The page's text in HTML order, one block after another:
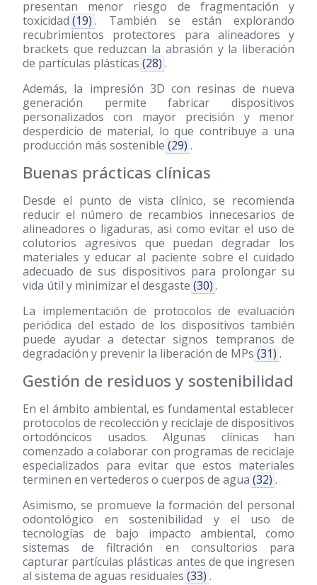
presentan menor riesgo de fragmentación y
toxicidad (19) . También se están explorando
recubrimientos protectores para alineadores y
brackets que reduzcan la abrasión y la liberación
de partículas plásticas (28) .
Además, la impresión 3D con resinas de nueva
generación permite fabricar dispositivos
personalizados con mayor precisión y menor
desperdicio de material, lo que contribuye a una
producción más sostenible (29) .
Buenas prácticas clínicas
Desde el punto de vista clínico, se recomienda
reducir el número de recambios innecesarios de
alineadores o ligaduras, asi como evitar el uso de
colutorios agresivos que puedan degradar los
materiales y educar al paciente sobre el cuidado
adecuado de sus dispositivos para prolongar su
vida útil y minimizar el desgaste (30) .
La implementación de protocolos de evaluación
periódica del estado de los dispositivos también
puede ayudar a detectar signos tempranos de
degradación y prevenir la liberación de MPs (31) .
Gestión de residuos y sostenibilidad
En el ámbito ambiental, es fundamental establecer
protocolos de recolección y reciclaje de dispositivos
ortodóncicos usados. Algunas clínicas han
comenzado a colaborar con programas de reciclaje
especializados para evitar que estos materiales
terminen en vertederos o cuerpos de agua (32) .
Asimismo, se promueve la formación del personal
odontológico en sostenibilidad y el uso de
tecnologías de bajo impacto ambiental, como
sistemas de filtración en consultorios para
capturar partículas plásticas antes de que ingresen
al sistema de aguas residuales (33) .